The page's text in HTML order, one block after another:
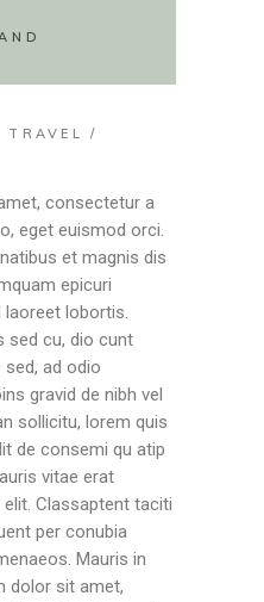
TRAVEL
consectetur a
eget euismod orci.
et magnis dis
epicuri
laoreet lobortis.
sed cu, dio cunt
ad odio
gravid de nibh vel
sollicitu, lorem quis
de consemi qu atip
vitae erat
Classaptent taciti
per conubia
Mauris in
dolor sit amet,